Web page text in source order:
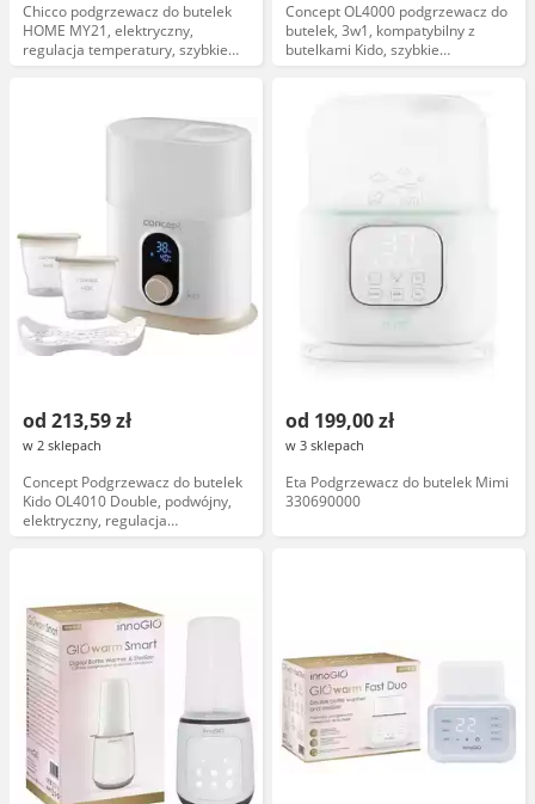
Chicco podgrzewacz do butelek
HOME MY21, elektryczny,
regulacja temperatury, szybkie
podgrzewanie, kompatybilny z
Concept OL4000 podgrzewacz do
butelek, 3w1, kompatybilny z
butelkami Kido, szybkie
podgrzewanie, automatyczne
od 213,59 zł
w 2 sklepach
Concept Podgrzewacz do butelek
Kido OL4010 Double, podwójny,
elektryczny, regulacja
temperatury, automatyczne
od 199,00 zł
w 3 sklepach
Eta Podgrzewacz do butelek Mimi
330690000